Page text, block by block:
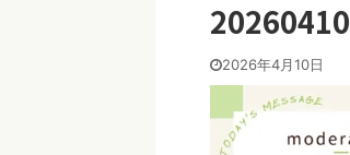
20260410
2026年4月10日